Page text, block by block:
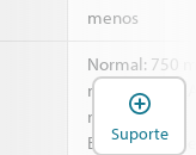
menos
Normal: 750
máx. de 31
mA./
Economia de
Suporte